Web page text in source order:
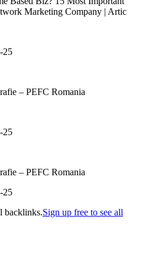
Marketing Company | Artic
25
– PEFC Romania
25
– PEFC Romania
25
backlinks.Sign up free to see all